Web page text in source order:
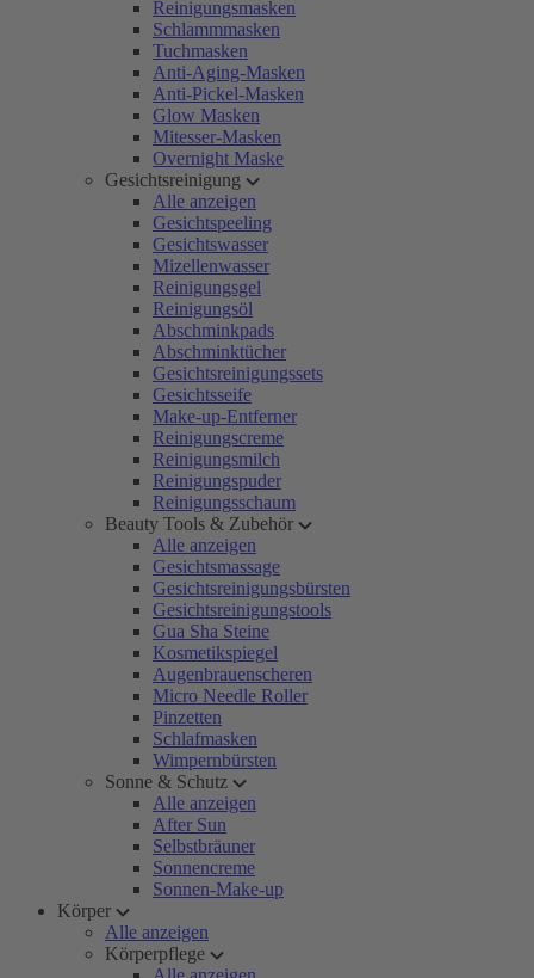
Reinigungsmasken
Schlammmasken
Tuchmasken
Anti-Aging-Masken
Anti-Pickel-Masken
Glow Masken
Mitesser-Masken
Overnight Maske
Gesichtsreinigung
Alle anzeigen
Gesichtspeeling
Gesichtswasser
Mizellenwasser
Reinigungsgel
Reinigungsöl
Abschminkpads
Abschminktücher
Gesichtsreinigungssets
Gesichtsseife
Make-up-Entferner
Reinigungscreme
Reinigungsmilch
Reinigungspuder
Reinigungsschaum
Beauty Tools & Zubehör
Alle anzeigen
Gesichtsmassage
Gesichtsreinigungsbürsten
Gesichtsreinigungstools
Gua Sha Steine
Kosmetikspiegel
Augenbrauenscheren
Micro Needle Roller
Pinzetten
Schlafmasken
Wimpernbürsten
Sonne & Schutz
Alle anzeigen
After Sun
Selbstbräuner
Sonnencreme
Sonnen-Make-up
Körper
Alle anzeigen
Körperpflege